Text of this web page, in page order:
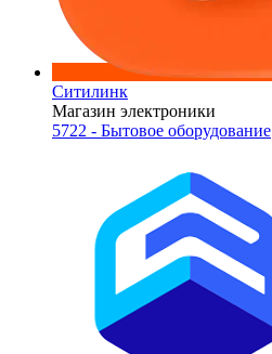
Ситилинк
Магазин электроники
5722 - Бытовое оборудование